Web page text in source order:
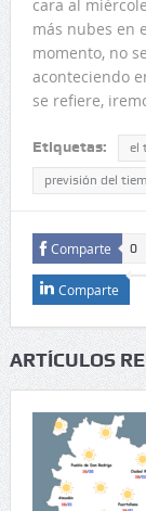
cara al
más nubes en
momento, no
aconteciendo
se refiere,
Etiquetas: el
previsión del
Comparte 0
Comparte
ARTÍCULOS